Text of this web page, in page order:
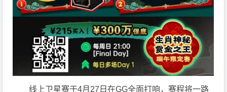
线上卫星赛于4月27日在GG全面打响，赛程将一路